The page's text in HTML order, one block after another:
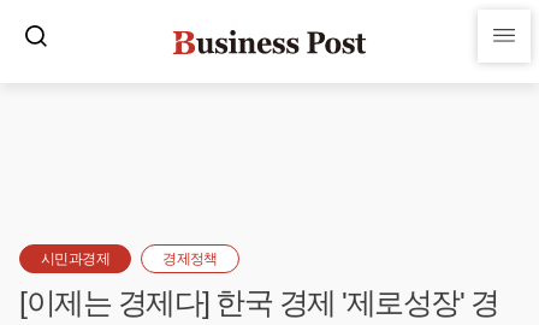
시민과경제 경제정책
[이제는 경제다] 한국 경제 '제로성장' 경